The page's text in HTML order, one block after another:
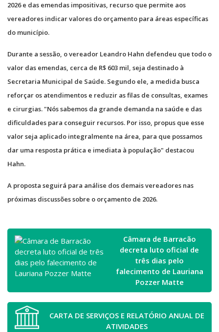
2026 e das emendas impositivas, recurso que permite aos
vereadores indicar valores do orçamento para áreas específicas
do município.
Durante a sessão, o vereador Leandro Hahn defendeu que todo o
valor das emendas, cerca de R$ 603 mil, seja destinado à
Secretaria Municipal de Saúde. Segundo ele, a medida busca
reforçar os atendimentos e reduzir as filas de consultas, exames
e cirurgias. "Nós sabemos da grande demanda na saúde e das
dificuldades para conseguir recursos. Por isso, propus que esse
valor seja aplicado integralmente na área, para que possamos
dar uma resposta prática e imediata à população" destacou
Hahn.
A proposta seguirá para análise dos demais vereadores nas
próximas discussões sobre o orçamento de 2026.
Câmara de Barracão
decreta luto oficial de
três dias pelo
falecimento de Lauriana
Pozzer Matte
CARTA DE SERVIÇOS E RELATÓRIO ANUAL DE
ATIVIDADES